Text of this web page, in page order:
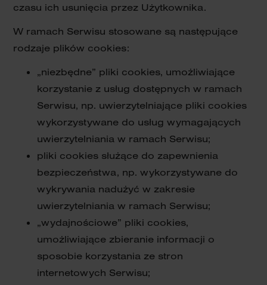
czasu ich usunięcia przez Użytkownika.
W ramach Serwisu stosowane są następujące
rodzaje plików cookies:
„niezbędne” pliki cookies, umożliwiające
korzystanie z usług dostępnych w ramach
Serwisu, np. uwierzytelniające pliki cookies
wykorzystywane do usług wymagających
uwierzytelniania w ramach Serwisu;
pliki cookies służące do zapewnienia
bezpieczeństwa, np. wykorzystywane do
wykrywania nadużyć w zakresie
uwierzytelniania w ramach Serwisu;
„wydajnościowe” pliki cookies,
umożliwiające zbieranie informacji o
sposobie korzystania ze stron
internetowych Serwisu;